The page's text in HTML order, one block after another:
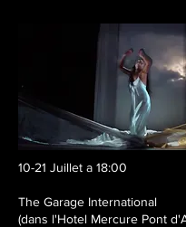
10-21 Juillet a 18:00
The Garage International
(dans l'Hotel Mercure Pont